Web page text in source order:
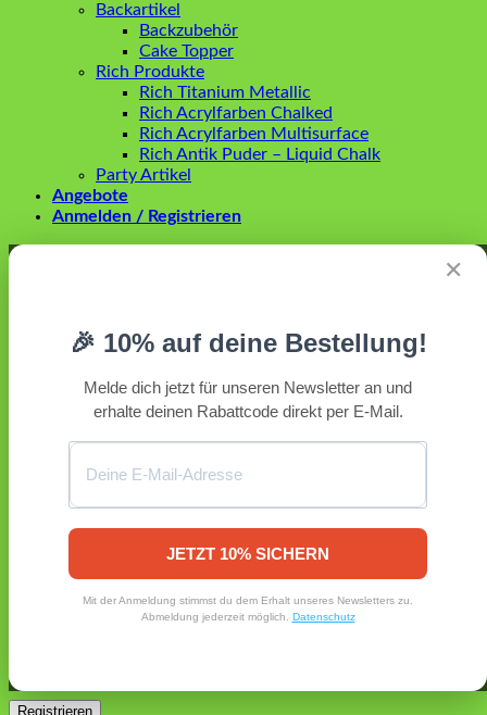
Backartikel
Backzubehör
Cake Topper
Rich Produkte
Rich Titanium Metallic
Rich Acrylfarben Chalked
Rich Acrylfarben Multisurface
Rich Antik Puder – Liquid Chalk
Party Artikel
Angebote
Anmelden / Registrieren
✕
🎉 10% auf deine Bestellung!
Melde dich jetzt für unseren Newsletter an und
erhalte deinen Rabattcode direkt per E-Mail.
JETZT 10% SICHERN
Mit der Anmeldung stimmst du dem Erhalt unseres Newsletters zu.
Abmeldung jederzeit möglich. Datenschutz
Anmelden
Angemeldet bleiben Anmelden
Registrieren
Erforderlich
E-Mail-Adresse gesendet.
Registrieren